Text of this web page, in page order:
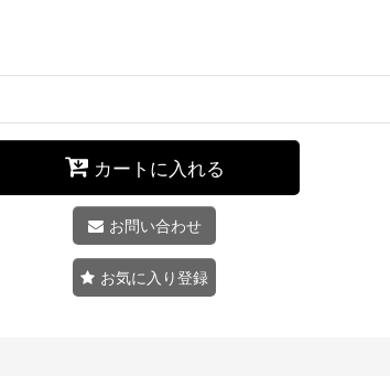
カートに入れる
お問い合わせ
お気に入り登録